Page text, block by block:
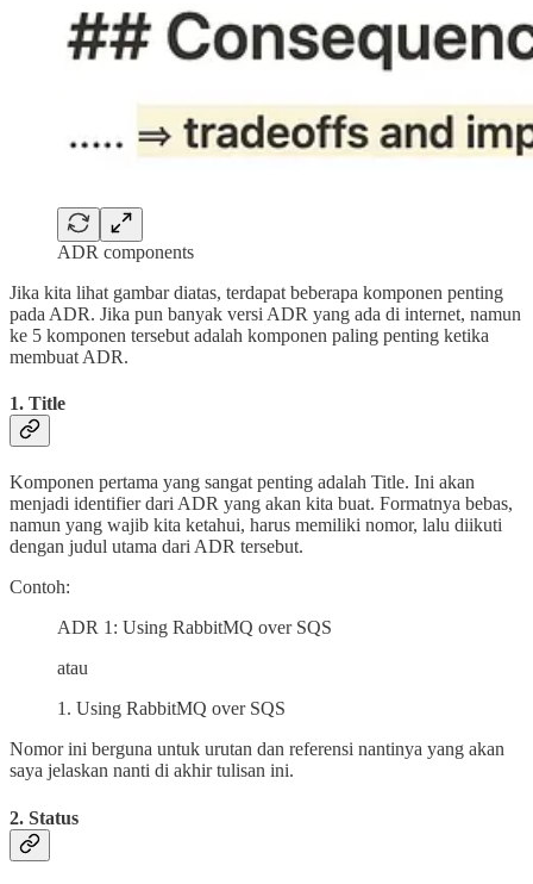
ADR components
Jika kita lihat gambar diatas, terdapat beberapa komponen penting
pada ADR. Jika pun banyak versi ADR yang ada di internet, namun
ke 5 komponen tersebut adalah komponen paling penting ketika
membuat ADR.
1. Title
Komponen pertama yang sangat penting adalah Title. Ini akan
menjadi identifier dari ADR yang akan kita buat. Formatnya bebas,
namun yang wajib kita ketahui, harus memiliki nomor, lalu diikuti
dengan judul utama dari ADR tersebut.
Contoh:
ADR 1: Using RabbitMQ over SQS
atau
1. Using RabbitMQ over SQS
Nomor ini berguna untuk urutan dan referensi nantinya yang akan
saya jelaskan nanti di akhir tulisan ini.
2. Status